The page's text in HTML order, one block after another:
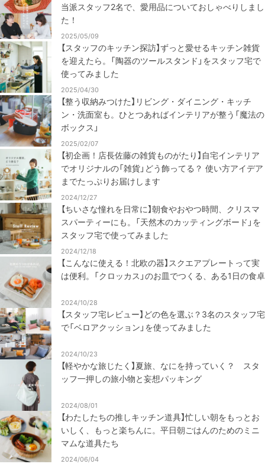
当派スタッフ2名で、愛用品についておしゃべりしまし
た！
2025/05/09
【スタッフのキッチン探訪】ずっと愛せるキッチン雑貨
を迎えたら。「陶器のツールスタンド」をスタッフ宅で
使ってみました
2025/04/30
【整う収納みつけた】リビング・ダイニング・キッチ
ン・洗面室も。ひとつあればインテリアが整う「魔法の
ボックス」
2025/02/07
【初企画！店長佐藤の雑貨ものがたり】自宅インテリア
でオリジナルの「雑貨」どう飾ってる？ 使い方アイデア
までたっぷりお届けします
2024/12/27
【ちいさな憧れを日常に】朝食やおやつ時間、クリスマ
スパーティーにも。「天然木のカッティングボード」を
スタッフ宅で使ってみました
2024/12/18
【こんなに使える！北欧の器】スクエアプレートって実
は便利。「クロッカス」のお皿でつくる、ある1日の食卓
2024/10/28
【スタッフ宅レビュー】どの色を選ぶ？3名のスタッフ宅
で「ベロアクッション」を使ってみました
2024/10/23
【軽やかな旅じたく】夏旅、なにを持っていく？ スタ
ッフ一押しの旅小物と妄想パッキング
2024/08/01
【わたしたちの推しキッチン道具】忙しい朝をもっとお
いしく、もっと楽ちんに。平日朝ごはんのためのミニ
マムな道具たち
2024/06/04